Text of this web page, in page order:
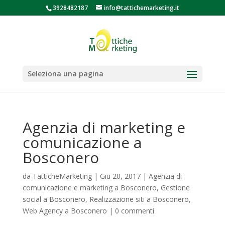
3928482187 info@tattichemarketing.it
Seleziona una pagina
Agenzia di marketing e
comunicazione a
Bosconero
da TatticheMarketing| Giu 20, 2017| Agenzia di
comunicazione e marketing a Bosconero, Gestione
social a Bosconero, Realizzazione siti a Bosconero,
Web Agency a Bosconero | 0 commenti